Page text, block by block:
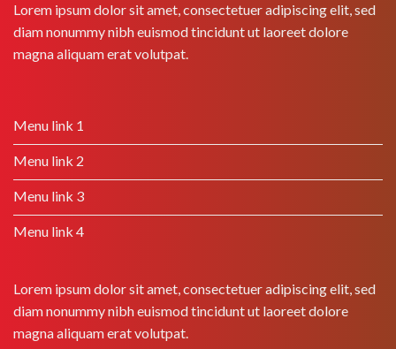
Lorem ipsum dolor sit amet, consectetuer adipiscing elit, sed
diam nonummy nibh euismod tincidunt ut laoreet dolore
magna aliquam erat volutpat.
Menu link 1
Menu link 2
Menu link 3
Menu link 4
Lorem ipsum dolor sit amet, consectetuer adipiscing elit, sed
diam nonummy nibh euismod tincidunt ut laoreet dolore
magna aliquam erat volutpat.